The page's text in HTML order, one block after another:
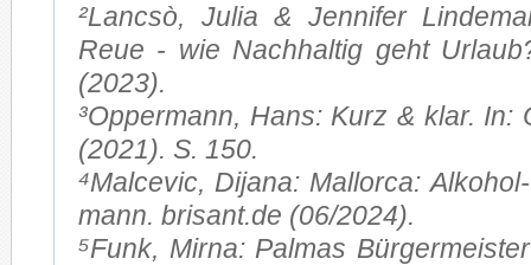
²Lancsò, Ju­lia & Jen­ni­fer
Reue - wie Nach­hal­tig geht
(2023).
³Op­per­mann, Hans: Kurz & klar. In:
(2021). S. 150.
⁴Mal­ce­vic, Di­ja­na: Mal­lor­ca:
mann. brisant.de (06/2024).
⁵Funk, Mir­na: Pal­mas